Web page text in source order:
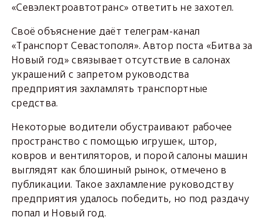
«Севэлектроавтотранс» ответить не захотел.
Своё объяснение даёт телеграм-канал
«Транспорт Севастополя». Автор поста «Битва за
Новый год» связывает отсутствие в салонах
украшений с запретом руководства
предприятия захламлять транспортные
средства.
Некоторые водители обустраивают рабочее
пространство с помощью игрушек, штор,
ковров и вентиляторов, и порой салоны машин
выглядят как блошиный рынок, отмечено в
публикации. Такое захламление руководству
предприятия удалось победить, но под раздачу
попал и Новый год.